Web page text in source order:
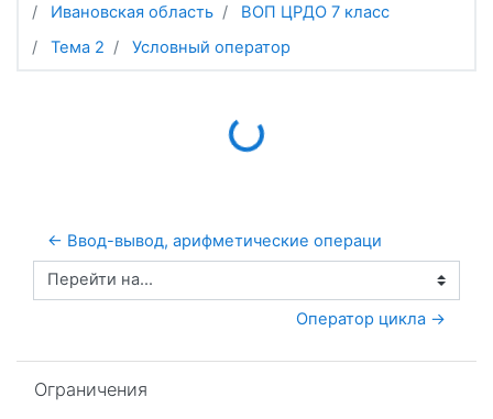
Ивановская область
ВОП ЦРДО 7 класс
Тема 2
Условный оператор
Loading...
← Ввод-вывод, арифметические операци
Перейти на...
Оператор цикла →
Ограничения